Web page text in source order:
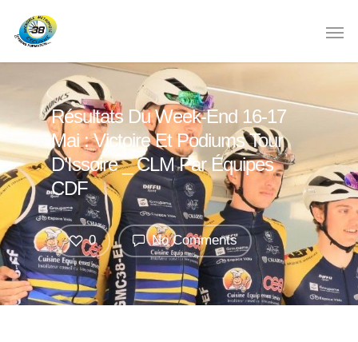
Résultats Du Week-End 16-17
Mai : Victoire Et Podiums Tour
D’Issoire _ CLM Par Équipes
CDF
No Comments
0